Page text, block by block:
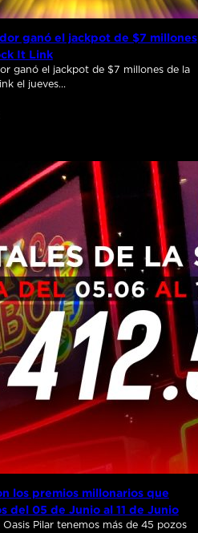
ganó el jackpot de $7 millones
It Link
ganó el jackpot de $7 millones de la
el jueves…
los premios millonarios que
del 05 de Junio al 11 de Junio
Oasis Pilar tenemos más de 45 pozos